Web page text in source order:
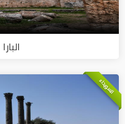
البارا
السويداء